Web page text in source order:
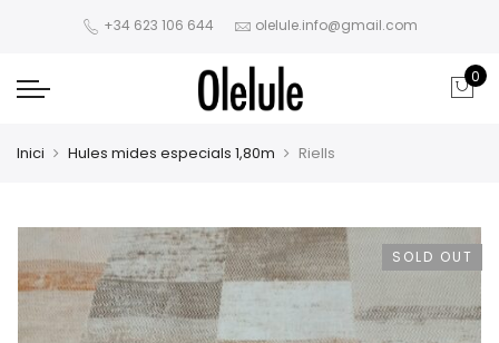
+34 623 106 644 olelule.info@gmail.com
0
Inici Hules mides especials 1,80m Riells
SOLD OUT